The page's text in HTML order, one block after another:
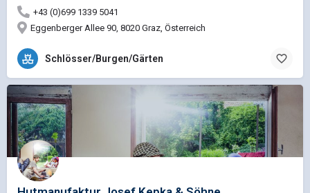
+43 (0)699 1339 5041
Eggenberger Allee 90, 8020 Graz, Österreich
Schlösser/Burgen/Gärten